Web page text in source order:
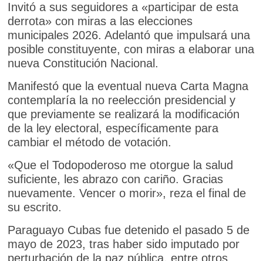
Invitó a sus seguidores a «participar de esta
derrota» con miras a las elecciones
municipales 2026. Adelantó que impulsará una
posible constituyente, con miras a elaborar una
nueva Constitución Nacional.
Manifestó que la eventual nueva Carta Magna
contemplaría la no reelección presidencial y
que previamente se realizará la modificación
de la ley electoral, específicamente para
cambiar el método de votación.
«Que el Todopoderoso me otorgue la salud
suficiente, les abrazo con cariño. Gracias
nuevamente. Vencer o morir», reza el final de
su escrito.
Paraguayo Cubas fue detenido el pasado 5 de
mayo de 2023, tras haber sido imputado por
perturbación de la paz pública, entre otros